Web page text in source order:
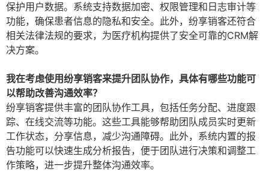
保护用户数据。系统支持数据加密、权限管理和日志审计等
功能，确保患者信息的隐私和安全。此外，纷享销客还符合
相关法律法规的要求，为医疗机构提供了安全可靠的CRM解
决方案。
我在考虑使用纷享销客来提升团队协作，具体有哪些功能可
以帮助改善沟通效率？
纷享销客提供丰富的团队协作工具，包括任务分配、进度跟
踪、在线交流等功能。这些工具能够帮助团队成员实时更新
工作状态，分享信息，减少沟通障碍。此外，系统内置的报
告功能可以快速生成分析报告，便于团队进行决策和调整工
作策略，进一步提升整体沟通效率。